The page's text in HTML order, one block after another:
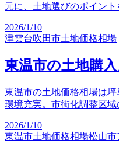
元に、土地選びのポイント
2026/1/10
津雲台吹田市土地価格相場
東温市の土地購
東温市の土地価格相場は坪
環境充実。市街化調整区域
2026/1/10
東温市土地価格相場松山市